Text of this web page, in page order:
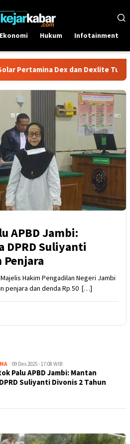
Ekonomi Hukum Infotainment
Pertamina Dex dan Dexlite Turun
APBD Jambi:
DPRD Suliyanti
Penjara
Majelis Hakim Pengadilan Negeri Jambi
penjara dan denda Rp 50 […]
Kejar
Kabar
09 Des 2025 - 17:08 WIB
Palu APBD Jambi: Mantan
Suliyanti Divonis 2 Tahun